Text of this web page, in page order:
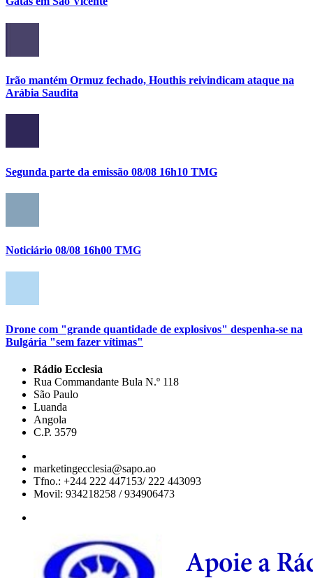
Irão mantém Ormuz fechado, Houthis reivindicam ataque na
Arábia Saudita
Segunda parte da emissão 08/08 16h10 TMG
Noticiário 08/08 16h00 TMG
Drone com "grande quantidade de explosivos" despenha-se na
Bulgária "sem fazer vítimas"
Rádio Ecclesia
Rua Commandante Bula N.º 118
São Paulo
Luanda
Angola
C.P. 3579
marketingecclesia@sapo.ao
Tfno.: +244 222 447153/ 222 443093
Movil: 934218258 / 934906473